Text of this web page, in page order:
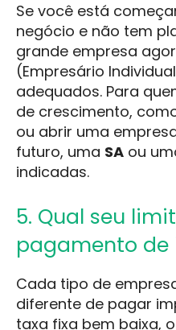
Se você está
negócio e não tem
grande empresa
(Empresário
adequados. Para
de crescimento,
ou abrir uma
futuro, uma SA ou
indicadas.
5. Qual seu
pagamento de
Cada tipo de
diferente de pagar
taxa fixa bem baixa,